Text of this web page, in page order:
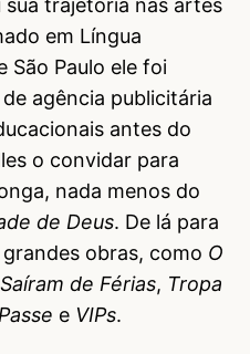
sua trajetória nas artes
em Língua
São Paulo ele foi
agência publicitária
antes do
o convidar para
nada menos do
de Deus. De lá para
obras, como O
de Férias, Tropa
e VIPs.